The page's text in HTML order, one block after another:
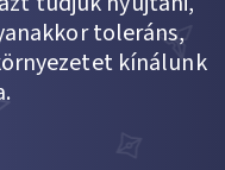
toleráns,
kínálunk